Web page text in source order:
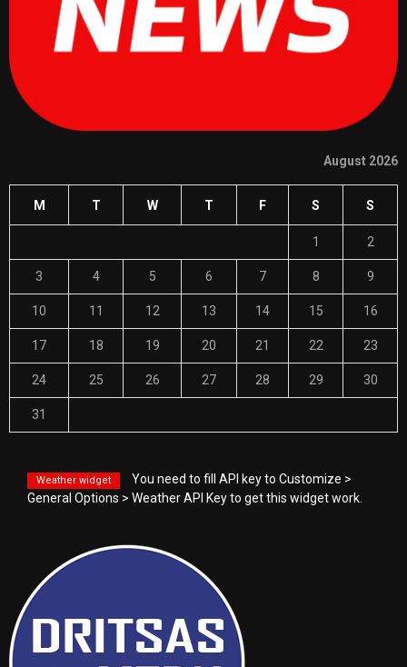
August 2026
M T W T F S S
1 2
3 4 5 6 7 8 9
10 11 12 13 14 15 16
17 18 19 20 21 22 23
24 25 26 27 28 29 30
31
Weather widget
You need to fill API key to Customize >
General Options > Weather API Key to get this widget work.